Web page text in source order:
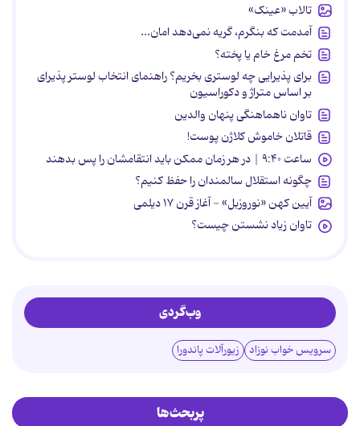
تالاب «عینک»
آمدمت که بنگرم، گریه نمی‌دهد امان...
تخم مرغ خام یا پخته؟
برای پذیرایی چه لوستری بخریم؟ راهنمای انتخاب لوستر پذیرای
بر اساس متراژ و دکوراسیون
تاوان ناهماهنگی پنهان والدین
قاتلان خاموش کلاژن پوست!
ساعت ۹:۴۰ | در هر زمان ممکن باید انتقامشان را پس بدهند
چگونه استقلال سالمندان را حفظ کنیم؟
آیین کهن «نوروزبل» - آغاز قرن ۱۷ دیلمی
تاوان زیاد نشستن چیست؟
وب‌گردی
سرویس خواب نوزاد زیورآلات پاندورا
پربحث‌ها